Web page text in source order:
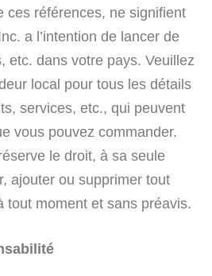
ces références, ne signifient
a l’intention de lancer de
etc. dans votre pays. Veuillez
local pour tous les détails
services, etc., qui peuvent
vous pouvez commander.
le droit, à sa seule
ajouter ou supprimer tout
tout moment et sans préavis.